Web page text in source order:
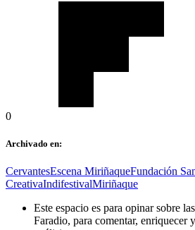
0
Archivado en:
CervantesEscena MiriñaqueFundación
CreativaIndifestivalMiriñaque
Este espacio es para opinar sobre
Faradio, para comentar, enriquecer